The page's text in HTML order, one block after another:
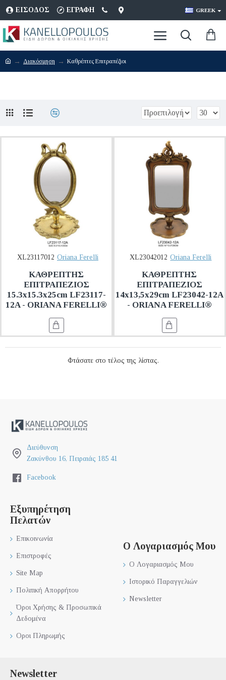
ΕΊΣΟΔΟΣ ΕΓΡΑΦΉ GREEK
Διακόσμηση Καθρέπτες Επιτραπέζιοι
XL23117012 Oriana Ferelli
ΚΑΘΡΕΠΤΗΣ
ΕΠΙΤΡΑΠΕΖΙΟΣ
15.3x15.3x25cm LF23117-
12A - ORIANA FERELLI®
XL23042012 Oriana Ferelli
ΚΑΘΡΕΠΤΗΣ
ΕΠΙΤΡΑΠΕΖΙΟΣ
14x13,5x29cm LF23042-12A
- ORIANA FERELLI®
Φτάσατε στο τέλος της λίστας.
Διεύθυνση
Ζακύνθου 16, Πειραιάς 185 41
Facebook
Εξυπηρέτηση
Πελατών
Επικοινωνία
Επιστροφές
Site Map
Πολιτική Απορρήτου
Όροι Χρήσης & Προσωπικά
Δεδομένα
Οροι Πληρωμής
Ο Λογαριασμός Μου
Ο Λογαριασμός Μου
Ιστορικό Παραγγελιών
Newsletter
Newsletter